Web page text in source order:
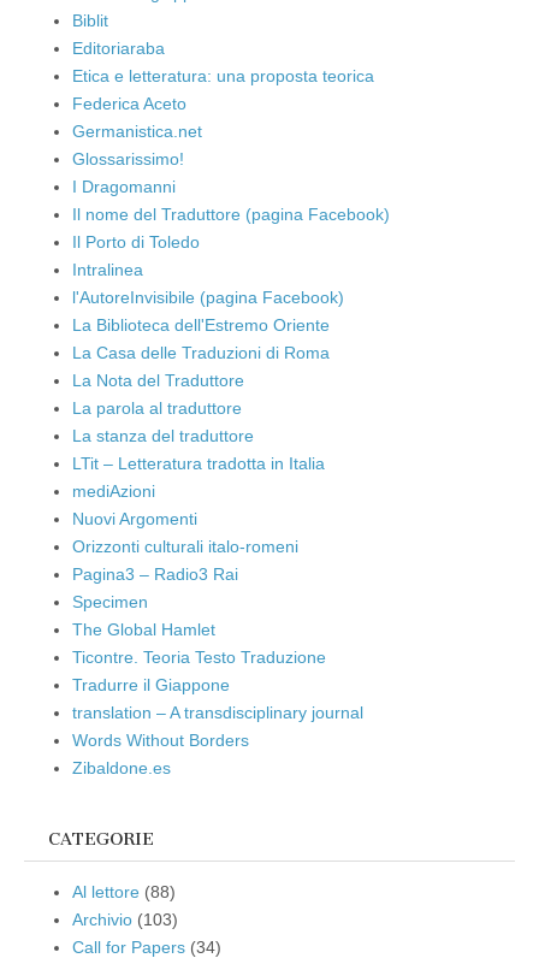
Biblit
Editoriaraba
Etica e letteratura: una proposta teorica
Federica Aceto
Germanistica.net
Glossarissimo!
I Dragomanni
Il nome del Traduttore (pagina Facebook)
Il Porto di Toledo
Intralinea
l'AutoreInvisibile (pagina Facebook)
La Biblioteca dell'Estremo Oriente
La Casa delle Traduzioni di Roma
La Nota del Traduttore
La parola al traduttore
La stanza del traduttore
LTit – Letteratura tradotta in Italia
mediAzioni
Nuovi Argomenti
Orizzonti culturali italo-romeni
Pagina3 – Radio3 Rai
Specimen
The Global Hamlet
Ticontre. Teoria Testo Traduzione
Tradurre il Giappone
translation – A transdisciplinary journal
Words Without Borders
Zibaldone.es
CATEGORIE
Al lettore (88)
Archivio (103)
Call for Papers (34)